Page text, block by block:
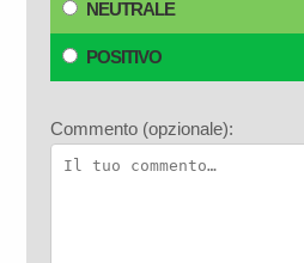
NEUTRALE
POSITIVO
Commento (opzionale):